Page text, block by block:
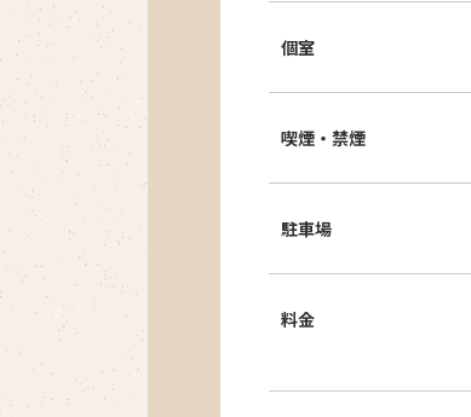
個室
喫煙・禁煙
駐車場
料金